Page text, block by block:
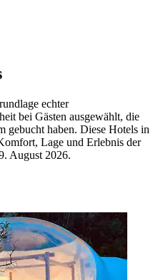
echter
bei Gästen ausgewählt, die
gebucht haben. Diese Hotels in
Lage und Erlebnis der
August 2026.